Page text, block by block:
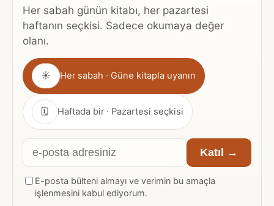
Her sabah günün kitabı, her pazartesi
haftanın seçkisi. Sadece okumaya değer
olanı.
Gönderim
sıklığı
☀ Her sabah · Güne kitapla uyanın
🗓 Haftada bir · Pazartesi seçkisi
E-
posta
adresiniz
Katıl →
E-posta bülteni almayı ve verimin bu amaçla
işlenmesini kabul ediyorum.